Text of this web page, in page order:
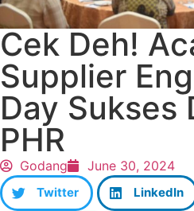
Cek Deh!
Supplier
Day Sukses
PHR
Godang June 30, 2024
Twitter LinkedIn